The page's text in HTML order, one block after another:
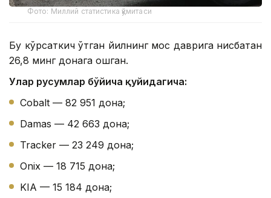
Фото: Миллий статистика қўмитаси
Бу кўрсаткич ўтган йилнинг мос даврига нисбатан
26,8 минг донага ошган.
Улар русумлар бўйича қуйидагича:
Cobalt — 82 951 дона;
Damas — 42 663 дона;
Tracker — 23 249 дона;
Onix — 18 715 дона;
KIA — 15 184 дона;